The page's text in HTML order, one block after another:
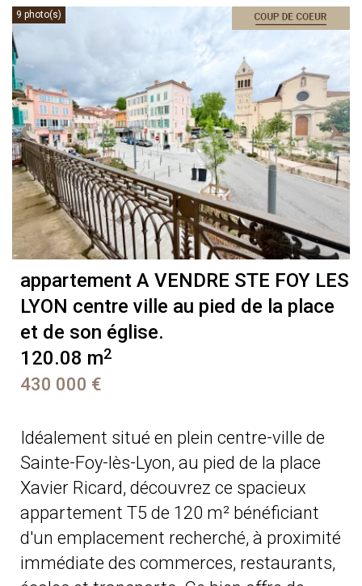
9 photo(s)
appartement A VENDRE STE FOY LES
LYON centre ville au pied de la place
et de son église.
120.08 m2
430 000 €
Idéalement situé en plein centre-ville de
Sainte-Foy-lès-Lyon, au pied de la place
Xavier Ricard, découvrez ce spacieux
appartement T5 de 120 m² bénéficiant
d'un emplacement recherché, à proximité
immédiate des commerces, restaurants,